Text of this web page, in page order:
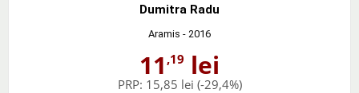
Dumitra Radu
Aramis - 2016
11 ,19 lei
PRP: 15,85 lei (-29,4%)